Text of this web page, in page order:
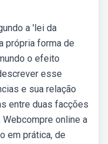
a 'lei da
própria forma de
o efeito
esse
e sua relação
entre duas facções
online a
em prática, de